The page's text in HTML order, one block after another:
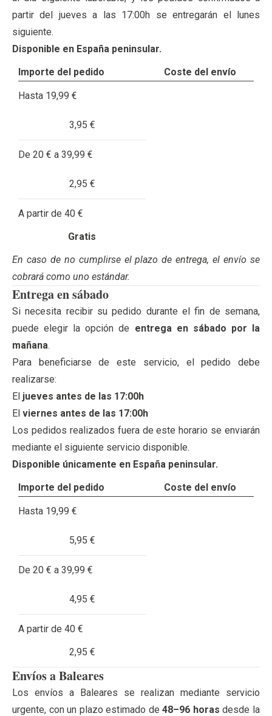
partir del jueves a las 17:00h se entregarán el lunes
siguiente.
Disponible en España peninsular.
Importe del pedido
Coste del envío
Hasta 19,99 €
3,95 €
De 20 € a 39,99 €
2,95 €
A partir de 40 €
Gratis
En caso de no cumplirse el plazo de entrega, el envío se
cobrará como uno estándar.
Entrega en sábado
Si necesita recibir su pedido durante el fin de semana,
puede elegir la opción de entrega en sábado por la
mañana.
Para beneficiarse de este servicio, el pedido debe
realizarse:
El jueves antes de las 17:00h
El viernes antes de las 17:00h
Los pedidos realizados fuera de este horario se enviarán
mediante el siguiente servicio disponible.
Disponible únicamente en España peninsular.
Importe del pedido
Coste del envío
Hasta 19,99 €
5,95 €
De 20 € a 39,99 €
4,95 €
A partir de 40 €
2,95 €
Envíos a Baleares
Los envíos a Baleares se realizan mediante servicio
urgente, con un plazo estimado de48–96 horas desde la